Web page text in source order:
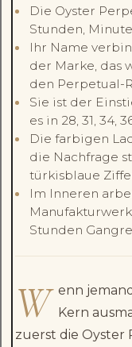
Die Oyster
Stunden,
Ihr Name
der Marke, das
den Perpetual-
Sie ist der
es in 28, 31, 34,
Die farbigen
die Nachfrage
türkisblaue
Im Inneren
Stunden
W enn
Kern
zuerst die Oyster